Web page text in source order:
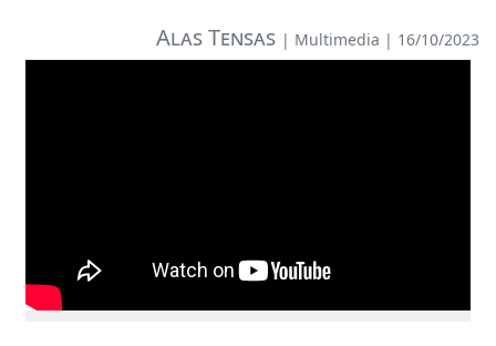
Alas Tensas | Multimedia | 16/10/2023